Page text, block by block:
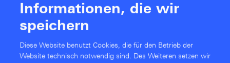
regelmäßig Praktika sowohl in technischen als auch in
kaufmännischen Bereichen wie z.B. in der Entwicklung,
dem Produktmarketing, dem Vertrieb oder im HR-
Bereich.
Informationen, die wir
speichern
Diese Website benutzt Cookies, die für den Betrieb der
Website technisch notwendig sind. Des Weiteren setzen wir